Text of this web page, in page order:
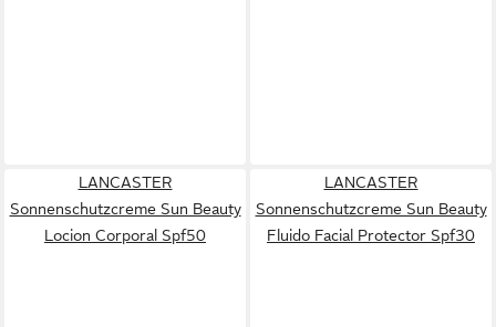
LANCASTER
Sonnenschutzcreme Sun Beauty
Locion Corporal Spf50
LANCASTER
Sonnenschutzcreme Sun Beauty
Fluido Facial Protector Spf30